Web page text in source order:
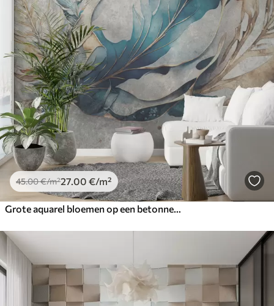
45.00€/m²27.00 €/m²
Grote aquarel bloemen op een betonnen muur